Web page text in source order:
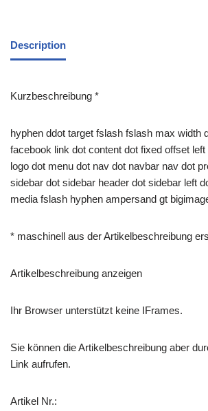
Description
Kurzbeschreibung *
hyphen ddot target fslash fslash max width
facebook link dot content dot fixed offset
logo dot menu dot nav dot navbar nav dot
sidebar dot sidebar header dot sidebar left
media fslash hyphen ampersand gt
* maschinell aus der Artikelbeschreibung
Artikelbeschreibung anzeigen
Ihr Browser unterstützt keine IFrames.
Sie können die Artikelbeschreibung aber
Link aufrufen.
Artikel Nr.: